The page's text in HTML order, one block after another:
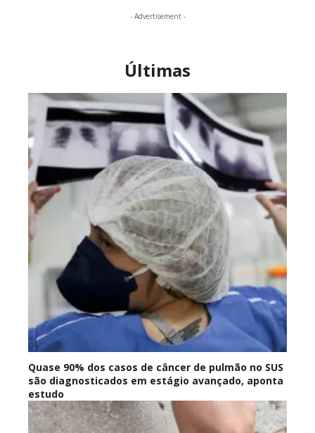
- Advertisement -
Últimas
Quase 90% dos casos de câncer de pulmão no SUS
são diagnosticados em estágio avançado, aponta
estudo